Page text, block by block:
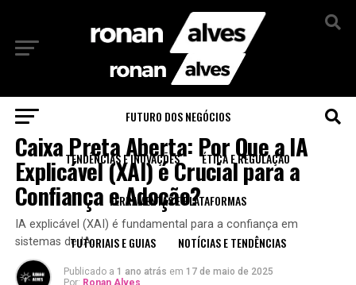
FUTURO DOS NEGÓCIOS
TENDÊNCIAS E INOVAÇÕES ÉTICA E REGULAÇÃO
FERRAMENTAS E PLATAFORMAS
TUTORIAIS E GUIAS NOTÍCIAS E TENDÊNCIAS
ÉTICA E REGULAÇÃO
Caixa Preta Aberta: Por Que a IA
Explicável (XAI) é Crucial para a
Confiança e Adoção?
IA explicável (XAI) é fundamental para a confiança em
sistemas de IA.
Publicado a 1 ano atrás em 17 de maio de 2025
Por: Ronan Alves
Sair da versão mobile